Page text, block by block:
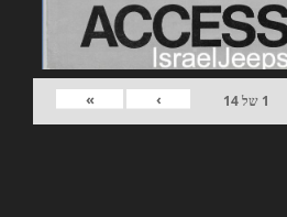
1 של14
›
»